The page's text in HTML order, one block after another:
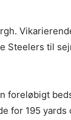
Steelers til
foreløbigt
for 195 yards